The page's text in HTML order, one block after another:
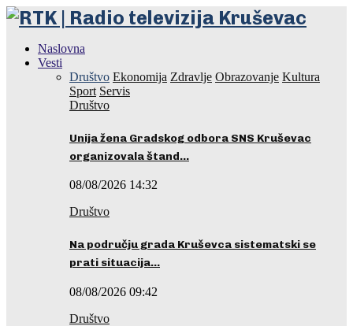
Naslovna
Vesti
Društvo Ekonomija Zdravlje Obrazovanje Kultura
Sport Servis
Društvo
Unija žena Gradskog odbora SNS Kruševac
organizovala štand…
08/08/2026 14:32
Društvo
Na području grada Kruševca sistematski se
prati situacija…
08/08/2026 09:42
Društvo